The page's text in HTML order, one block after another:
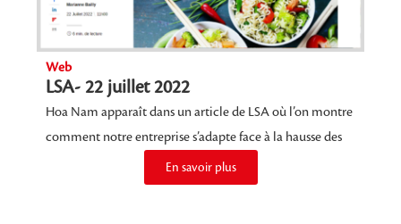
Web
LSA- 22 juillet 2022
Hoa Nam apparaît dans un article de LSA où l’on montre
comment notre entreprise s’adapte face à la hausse des
En savoir plus